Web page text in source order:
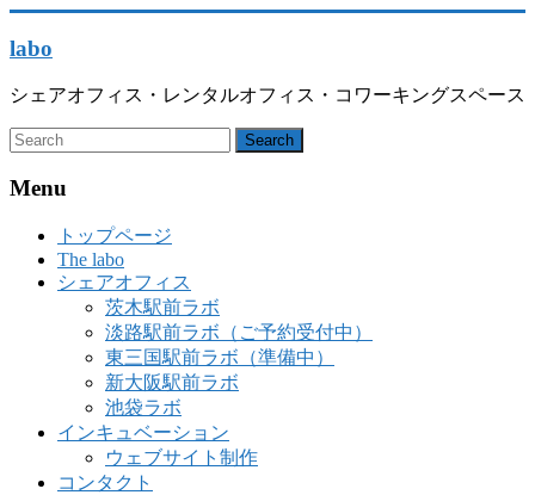
labo
シェアオフィス・レンタルオフィス・コワーキングスペース
Menu
トップページ
The labo
シェアオフィス
茨木駅前ラボ
淡路駅前ラボ（ご予約受付中）
東三国駅前ラボ（準備中）
新大阪駅前ラボ
池袋ラボ
インキュベーション
ウェブサイト制作
コンタクト